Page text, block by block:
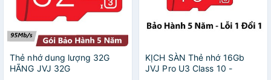
Thẻ nhớ dung lượng 32G
HÃNG JVJ 32G
KỊCH SÀN Thẻ nhớ 16Gb
JVJ Pro U3 Class 10 -